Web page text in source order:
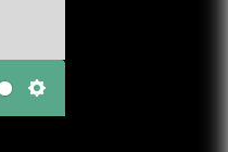
Settings